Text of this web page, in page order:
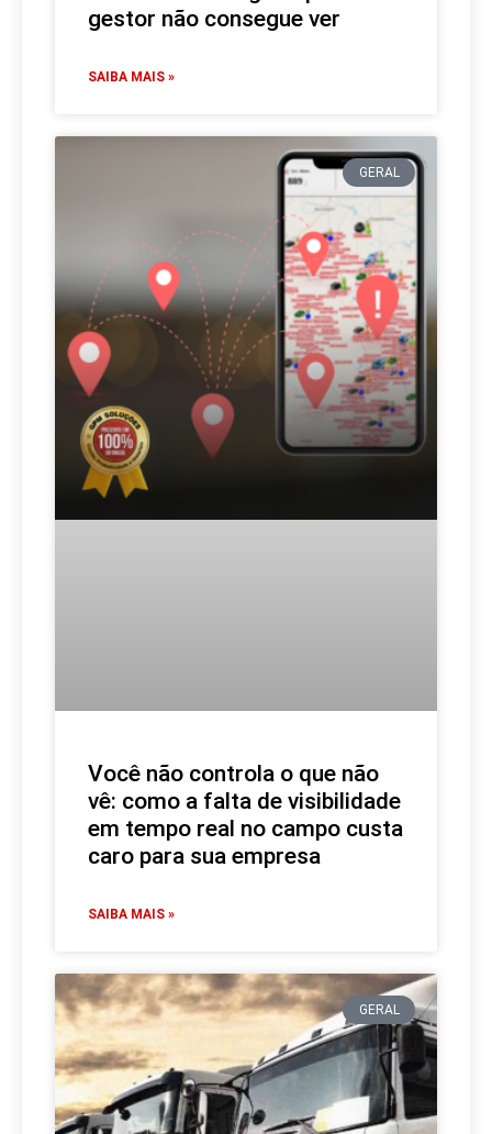
gestor não consegue ver
SAIBA MAIS »
GERAL
Você não controla o que não
vê: como a falta de visibilidade
em tempo real no campo custa
caro para sua empresa
SAIBA MAIS »
GERAL